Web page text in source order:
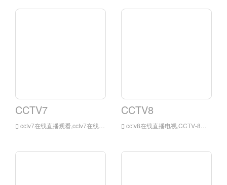
CCTV7
cctv7在线直播观看,cctv7在线直播最初是中国中央电视台少儿·军事·农业·科技频道，是中国中央电视台拥有的一条以普通话广播的公共服务频道。
CCTV8
cctv8在线直播电视,CCTV-8在剧目选择上采取本土与海外结合、自制与采购并举，为广大观众提供多元化的电视剧节目，实现剧目播放多类型、多风格、多层次，雅俗共赏，老少皆宜。